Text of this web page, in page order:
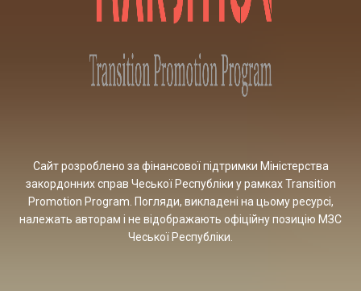
Сайт розроблено за фінансової підтримки Міністерства
закордонних справ Чеської Республіки у рамках Transition
Promotion Program. Погляди, викладені на цьому ресурсі,
належать авторам і не відображають офіційну позицію МЗС
Чеської Республіки.